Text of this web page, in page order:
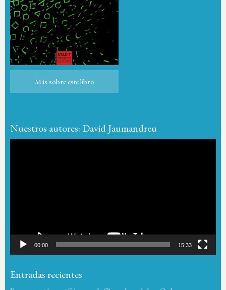
Más sobre este libro
Nuestros autores: David Jaumandreu
00:00 15:33
Entradas recientes